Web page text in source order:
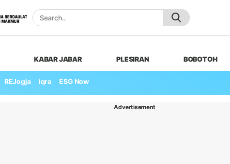
KABAR JABAR PLESIRAN BOBOTOH
REJogja iqra ESG Now
Advertisement